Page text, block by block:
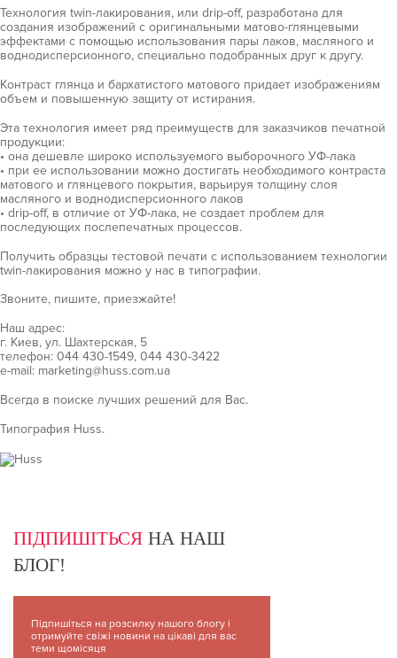
Технология twin-лакирования, или drip-off, разработана для
создания изображений с оригинальными матово-глянцевыми
эффектами с помощью использования пары лаков, масляного и
воднодисперсионного, специально подобранных друг к другу.
Контраст глянца и бархатистого матового придает изображениям
объем и повышенную защиту от истирания.
Эта технология имеет ряд преимуществ для заказчиков печатной
продукции:
• она дешевле широко используемого выборочного УФ-лака
• при ее использовании можно достигать необходимого контраста
матового и глянцевого покрытия, варьируя толщину слоя
масляного и воднодисперсионного лаков
• drip-off, в отличие от УФ-лака, не создает проблем для
последующих послепечатных процессов.
Получить образцы тестовой печати с использованием технологии
twin-лакирования можно у нас в типографии.
Звоните, пишите, приезжайте!
Наш адрес:
г. Киев, ул. Шахтерская, 5
телефон: 044 430-1549, 044 430-3422
e-mail: marketing@huss.com.ua
Всегда в поиске лучших решений для Вас.
Типография Huss.
ПІДПИШІТЬСЯ НА НАШ
БЛОГ!
Підпишіться на розсилку нашого блогу і
отримуйте свіжі новини на цікаві для вас
теми щомісяця